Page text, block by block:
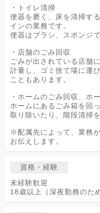
・トイレ清掃
便器を磨く、床を清掃す
インの業務です。
便器はブラシ、スポンジ
・店舗のごみ回収
ごみが出されている店舗
計量し、ゴミ捨て場に運
こともあります。
・ホームのごみ回収、ホ
ホームにあるごみ箱を回
取り除いたり、階段清掃を
※配属先によって、業務
お伝えします。
資格・経験
未経験歓迎
18歳以上（深夜勤務のた